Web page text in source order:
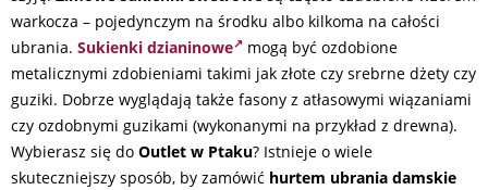
warkocza – pojedynczym na środku albo kilkoma na całości
ubrania. Sukienki dzianinowe
mogą być ozdobione
metalicznymi zdobieniami takimi jak złote czy srebrne dżety czy
guziki. Dobrze wyglądają także fasony z atłasowymi wiązaniami
czy ozdobnymi guzikami (wykonanymi na przykład z drewna).
Wybierasz się do Outlet w Ptaku? Istnieje o wiele
skuteczniejszy sposób, by zamówić hurtem ubrania damskie